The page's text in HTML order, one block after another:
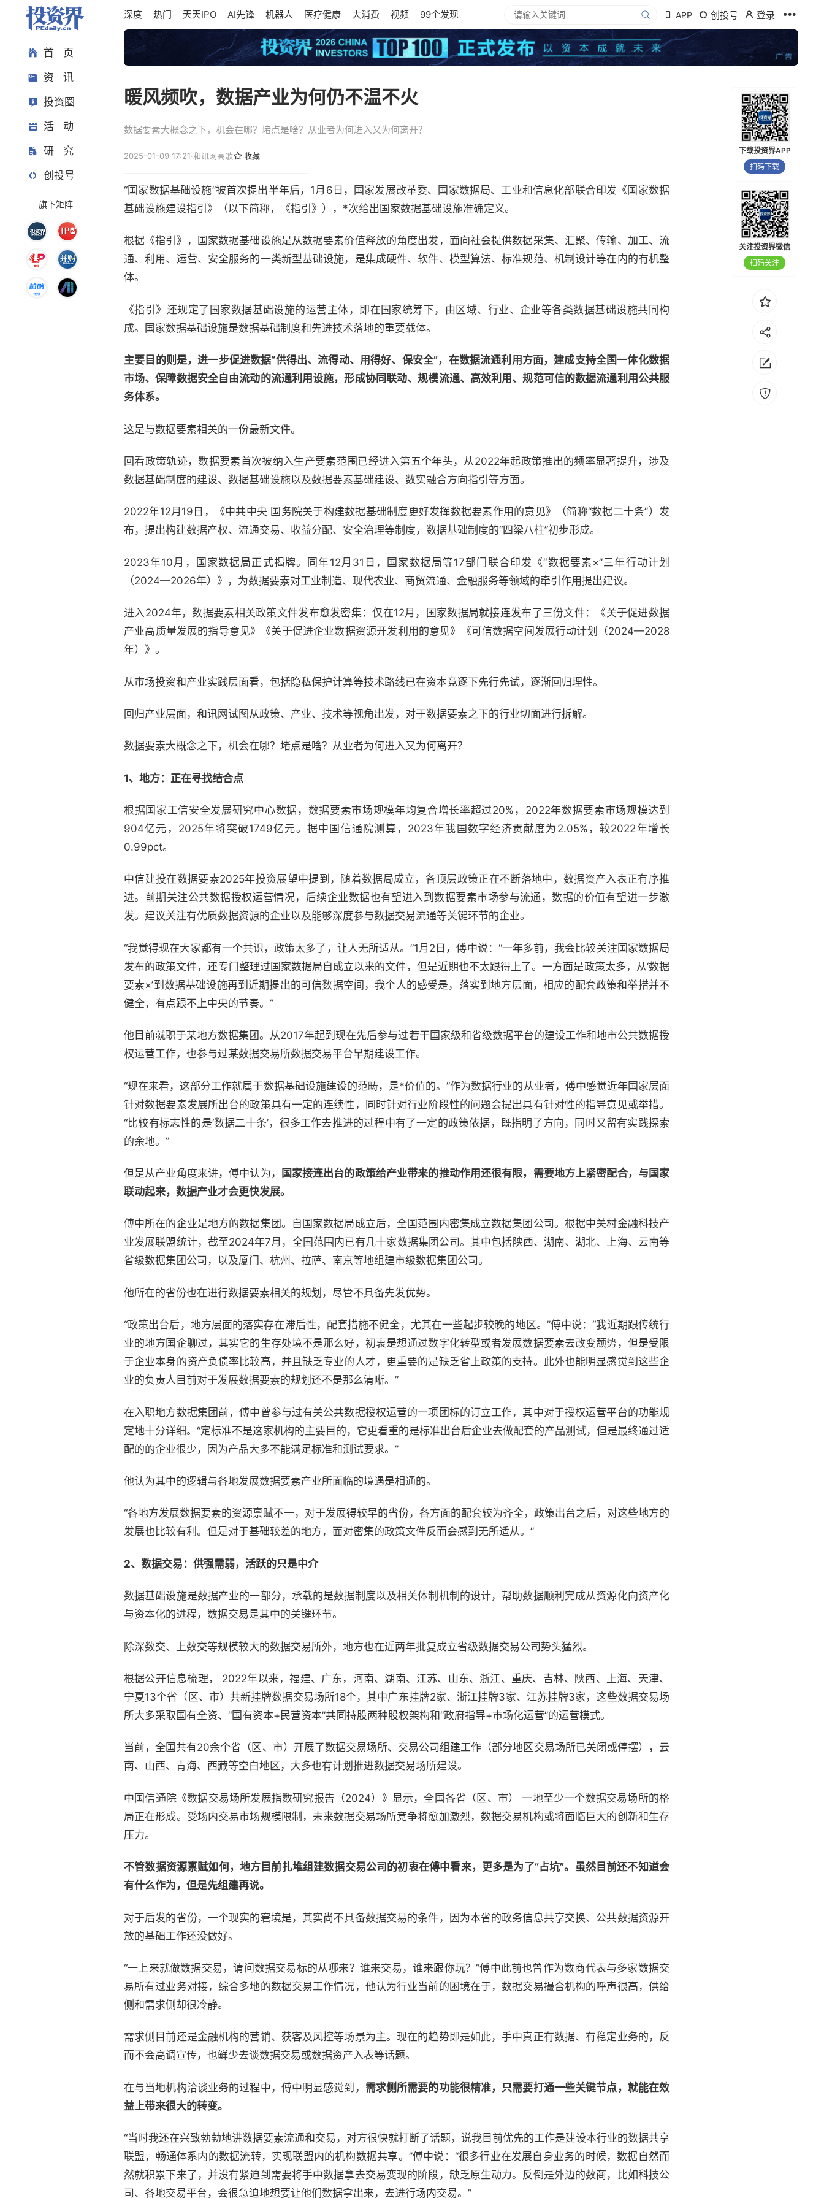
首 页
资 讯
投资圈
活 动
研 究
创投号
旗下矩阵
深度 热门 天天IPO AI先锋 机器人 医疗健康 大消费 视频 99个发现 APP 创投号 登录
暖风频吹，数据产业为何仍不温不火
数据要素大概念之下，机会在哪？堵点是啥？从业者为何进入又为何离开？
2025-01-09 17:21·和讯网高歌 收藏
“国家数据基础设施”被首次提出半年后，1月6日，国家发展改革委、国家数据局、工业和信息化部联合印发《国家数据
基础设施建设指引》（以下简称，《指引》），*次给出国家数据基础设施准确定义。
根据《指引》，国家数据基础设施是从数据要素价值释放的角度出发，面向社会提供数据采集、汇聚、传输、加工、流
通、利用、运营、安全服务的一类新型基础设施，是集成硬件、软件、模型算法、标准规范、机制设计等在内的有机整
体。
《指引》还规定了国家数据基础设施的运营主体，即在国家统筹下，由区域、行业、企业等各类数据基础设施共同构
成。国家数据基础设施是数据基础制度和先进技术落地的重要载体。
主要目的则是，进一步促进数据“供得出、流得动、用得好、保安全”，在数据流通利用方面，建成支持全国一体化数据
市场、保障数据安全自由流动的流通利用设施，形成协同联动、规模流通、高效利用、规范可信的数据流通利用公共服
务体系。
这是与数据要素相关的一份最新文件。
回看政策轨迹，数据要素首次被纳入生产要素范围已经进入第五个年头，从2022年起政策推出的频率显著提升，涉及
数据基础制度的建设、数据基础设施以及数据要素基础建设、数实融合方向指引等方面。
2022年12月19日，《中共中央 国务院关于构建数据基础制度更好发挥数据要素作用的意见》（简称“数据二十条”）发
布，提出构建数据产权、流通交易、收益分配、安全治理等制度，数据基础制度的“四梁八柱”初步形成。
2023年10月，国家数据局正式揭牌。同年12月31日，国家数据局等17部门联合印发《“数据要素×”三年行动计划
（2024—2026年）》，为数据要素对工业制造、现代农业、商贸流通、金融服务等领域的牵引作用提出建议。
进入2024年，数据要素相关政策文件发布愈发密集：仅在12月，国家数据局就接连发布了三份文件：《关于促进数据
产业高质量发展的指导意见》《关于促进企业数据资源开发利用的意见》《可信数据空间发展行动计划（2024—2028
年）》。
从市场投资和产业实践层面看，包括隐私保护计算等技术路线已在资本竞逐下先行先试，逐渐回归理性。
回归产业层面，和讯网试图从政策、产业、技术等视角出发，对于数据要素之下的行业切面进行拆解。
数据要素大概念之下，机会在哪？堵点是啥？从业者为何进入又为何离开？
1、地方：正在寻找结合点
根据国家工信安全发展研究中心数据，数据要素市场规模年均复合增长率超过20%，2022年数据要素市场规模达到
904亿元，2025年将突破1749亿元。据中国信通院测算，2023年我国数字经济贡献度为2.05%，较2022年增长
0.99pct。
中信建投在数据要素2025年投资展望中提到，随着数据局成立，各顶层政策正在不断落地中，数据资产入表正有序推
进。前期关注公共数据授权运营情况，后续企业数据也有望进入到数据要素市场参与流通，数据的价值有望进一步激
发。建议关注有优质数据资源的企业以及能够深度参与数据交易流通等关键环节的企业。
“我觉得现在大家都有一个共识，政策太多了，让人无所适从。”1月2日，傅中说：“一年多前，我会比较关注国家数据局
发布的政策文件，还专门整理过国家数据局自成立以来的文件，但是近期也不太跟得上了。一方面是政策太多，从‘数据
要素×’到数据基础设施再到近期提出的可信数据空间，我个人的感受是，落实到地方层面，相应的配套政策和举措并不
健全，有点跟不上中央的节奏。”
他目前就职于某地方数据集团。从2017年起到现在先后参与过若干国家级和省级数据平台的建设工作和地市公共数据授
权运营工作，也参与过某数据交易所数据交易平台早期建设工作。
“现在来看，这部分工作就属于数据基础设施建设的范畴，是*价值的。”作为数据行业的从业者，傅中感觉近年国家层面
针对数据要素发展所出台的政策具有一定的连续性，同时针对行业阶段性的问题会提出具有针对性的指导意见或举措。
“比较有标志性的是‘数据二十条’，很多工作去推进的过程中有了一定的政策依据，既指明了方向，同时又留有实践探索
的余地。”
但是从产业角度来讲，傅中认为，
国家接连出台的政策给产业带来的推动作用还很有限，需要地方上紧密配合，与国家
联动起来，数据产业才会更快发展。
傅中所在的企业是地方的数据集团。自国家数据局成立后，全国范围内密集成立数据集团公司。根据中关村金融科技产
业发展联盟统计，截至2024年7月，全国范围内已有几十家数据集团公司。其中包括陕西、湖南、湖北、上海、云南等
省级数据集团公司，以及厦门、杭州、拉萨、南京等地组建市级数据集团公司。
他所在的省份也在进行数据要素相关的规划，尽管不具备先发优势。
“政策出台后，地方层面的落实存在滞后性，配套措施不健全，尤其在一些起步较晚的地区。”傅中说：“我近期跟传统行
业的地方国企聊过，其实它的生存处境不是那么好，初衷是想通过数字化转型或者发展数据要素去改变颓势，但是受限
于企业本身的资产负债率比较高，并且缺乏专业的人才，更重要的是缺乏省上政策的支持。此外也能明显感觉到这些企
业的负责人目前对于发展数据要素的规划还不是那么清晰。”
在入职地方数据集团前，傅中曾参与过有关公共数据授权运营的一项团标的订立工作，其中对于授权运营平台的功能规
定地十分详细。“定标准不是这家机构的主要目的，它更看重的是标准出台后企业去做配套的产品测试，但是最终通过适
配的的企业很少，因为产品大多不能满足标准和测试要求。”
他认为其中的逻辑与各地发展数据要素产业所面临的境遇是相通的。
“各地方发展数据要素的资源禀赋不一，对于发展得较早的省份，各方面的配套较为齐全，政策出台之后，对这些地方的
发展也比较有利。但是对于基础较差的地方，面对密集的政策文件反而会感到无所适从。”
2、数据交易：供强需弱，活跃的只是中介
数据基础设施是数据产业的一部分，承载的是数据制度以及相关体制机制的设计，帮助数据顺利完成从资源化向资产化
与资本化的进程，数据交易是其中的关键环节。
除深数交、上数交等规模较大的数据交易所外，地方也在近两年批复成立省级数据交易公司势头猛烈。
根据公开信息梳理， 2022年以来，福建、广东，河南、湖南、江苏、山东、浙江、重庆、吉林、陕西、上海、天津、
宁夏13个省（区、市）共新挂牌数据交易场所18个，其中广东挂牌2家、浙江挂牌3家、江苏挂牌3家，这些数据交易场
所大多采取国有全资、“国有资本+民营资本”共同持股两种股权架构和“政府指导+市场化运营”的运营模式。
当前，全国共有20余个省（区、市）开展了数据交易场所、交易公司组建工作（部分地区交易场所已关闭或停摆），云
南、山西、青海、西藏等空白地区，大多也有计划推进数据交易场所建设。
中国信通院《数据交易场所发展指数研究报告（2024）》显示，全国各省（区、市） 一地至少一个数据交易场所的格
局正在形成。受场内交易市场规模限制，未来数据交易场所竞争将愈加激烈，数据交易机构或将面临巨大的创新和生存
压力。
不管数据资源禀赋如何，地方目前扎堆组建数据交易公司的初衷在傅中看来，更多是为了“占坑”。虽然目前还不知道会
有什么作为，但是先组建再说。
对于后发的省份，一个现实的窘境是，其实尚不具备数据交易的条件，因为本省的政务信息共享交换、公共数据资源开
放的基础工作还没做好。
“一上来就做数据交易，请问数据交易标的从哪来？谁来交易，谁来跟你玩？”傅中此前也曾作为数商代表与多家数据交
易所有过业务对接，综合多地的数据交易工作情况，他认为行业当前的困境在于，数据交易撮合机构的呼声很高，供给
侧和需求侧却很冷静。
需求侧目前还是金融机构的营销、获客及风控等场景为主。现在的趋势即是如此，手中真正有数据、有稳定业务的，反
而不会高调宣传，也鲜少去谈数据交易或数据资产入表等话题。
在与当地机构洽谈业务的过程中，傅中明显感觉到， 需求侧所需要的功能很精准，只需要打通一些关键节点，就能在效
益上带来很大的转变。
“当时我还在兴致勃勃地讲数据要素流通和交易，对方很快就打断了话题，说我目前优先的工作是建设本行业的数据共享
联盟，畅通体系内的数据流转，实现联盟内的机构数据共享。”傅中说：“很多行业在发展自身业务的时候，数据自然而
然就积累下来了，并没有紧迫到需要将手中数据拿去交易变现的阶段，缺乏原生动力。反倒是外边的数商，比如科技公
司、各地交易平台，会很急迫地想要让他们数据拿出来，去进行场内交易。”
下载投资界APP
扫码下载
关注投资界微信
扫码关注